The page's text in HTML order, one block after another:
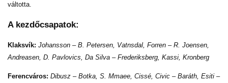
váltotta.
A kezdőcsapatok:
Klaksvík: Johansson – B. Petersen, Vatnsdal, Forren – R. Joensen,
Andreasen, D. Pavlovics, Da Silva – Frederiksberg, Kassi, Kronberg
Ferencváros: Dibusz – Botka, S. Mmaee, Cissé, Civic – Baráth, Esiti –